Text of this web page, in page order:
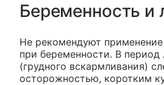
Беременность и
Не рекомендуют
при беременности. В период
(грудного вскармливания)
осторожностью, коротким